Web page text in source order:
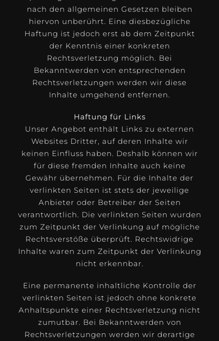
nach den allgemeinen Gesetzen bleiben
hiervon unberührt. Eine diesbezügliche
Haftung ist jedoch erst ab dem Zeitpunkt
der Kenntnis einer konkreten
Rechtsverletzung möglich. Bei
Bekanntwerden von entsprechenden
Rechtsverletzungen werden wir diese
Inhalte umgehend entfernen.
Haftung für Links
Unser Angebot enthält Links zu externen
Websites Dritter, auf deren Inhalte wir
keinen Einfluss haben. Deshalb können wir
für diese fremden Inhalte auch keine
Gewähr übernehmen. Für die Inhalte der
verlinkten Seiten ist stets der jeweilige
Anbieter oder Betreiber der Seiten
verantwortlich. Die verlinkten Seiten wurden
zum Zeitpunkt der Verlinkung auf mögliche
Rechtsverstöße überprüft. Rechtswidrige
Inhalte waren zum Zeitpunkt der Verlinkung
nicht erkennbar.
Eine permanente inhaltliche Kontrolle der
verlinkten Seiten ist jedoch ohne konkrete
Anhaltspunkte einer Rechtsverletzung nicht
zumutbar. Bei Bekanntwerden von
Rechtsverletzungen werden wir derartige